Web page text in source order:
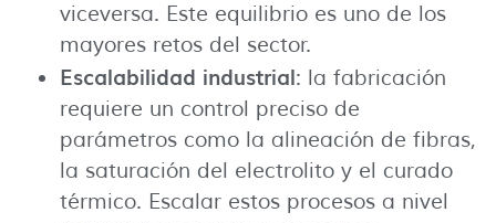
viceversa. Este equilibrio es uno de los
mayores retos del sector.
Escalabilidad industrial: la fabricación
requiere un control preciso de
parámetros como la alineación de fibras,
la saturación del electrolito y el curado
térmico. Escalar estos procesos a nivel